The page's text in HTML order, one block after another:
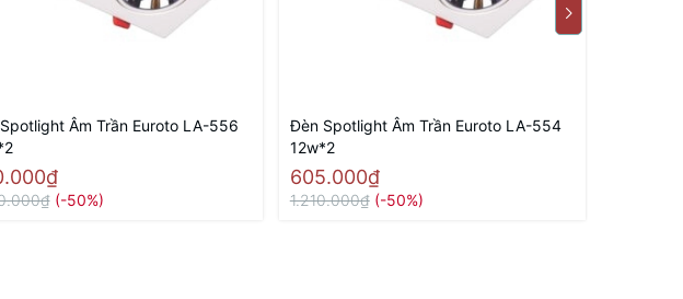
Âm Trần Euroto LA-556
(-50%)
Đèn Spotlight Âm Trần Euroto LA-554
12w*2
605.000₫
1.210.000₫ (-50%)